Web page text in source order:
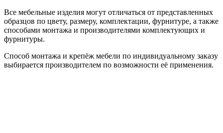
Все мебельные изделия могут отличаться от представленных
образцов по цвету, размеру, комплектации, фурнитуре, а также
способами монтажа и производителями комплектующих и
фурнитуры.
Способ монтажа и крепёж мебели по индивидуальному заказу
выбирается производителем по возможности её применения.